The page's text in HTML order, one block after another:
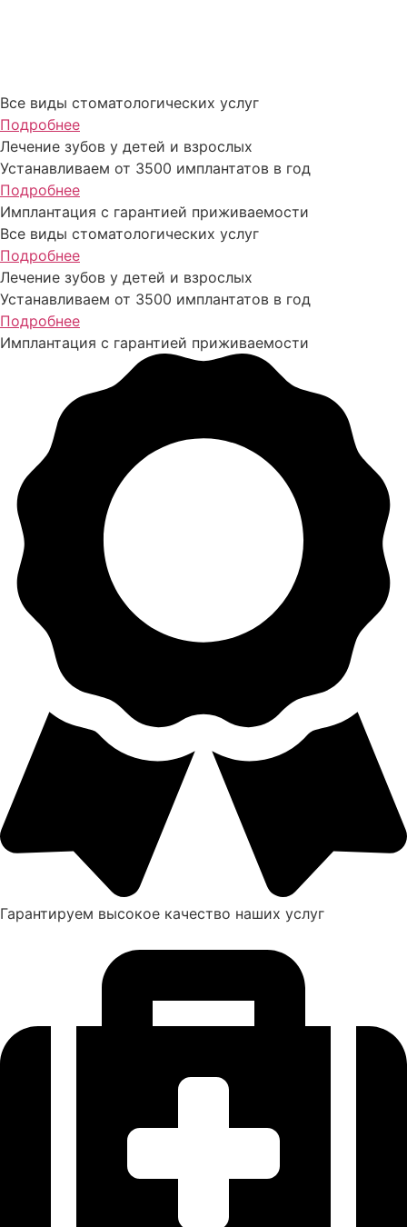
Все виды стоматологических услуг
Подробнее
Лечение зубов у детей и взрослых
Устанавливаем от 3500 имплантатов в год
Подробнее
Имплантация с гарантией приживаемости
Все виды стоматологических услуг
Подробнее
Лечение зубов у детей и взрослых
Устанавливаем от 3500 имплантатов в год
Подробнее
Имплантация с гарантией приживаемости
Гарантируем высокое качество наших услуг